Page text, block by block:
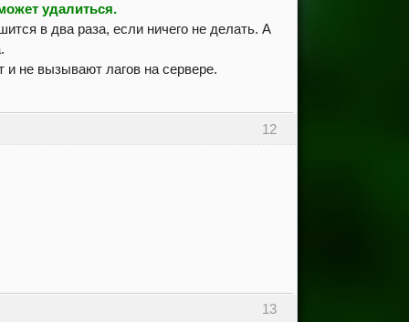
удалиться.
в два раза, если ничего не делать. А
не вызывают лагов на сервере.
12
13